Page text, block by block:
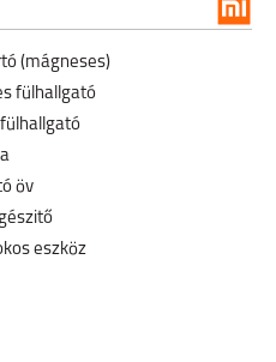
(mágneses)
fülhallgató
öv
eszköz